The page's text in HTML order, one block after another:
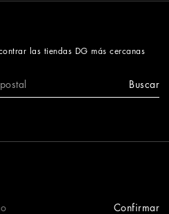
las tiendas DG más cercanas
Buscar
Confirmar